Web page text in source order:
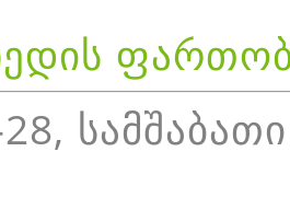
სამშაბათი